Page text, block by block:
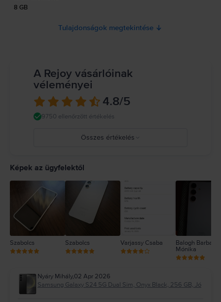
8 GB
Tulajdonságok megtekintése
A Rejoy vásárlóinak
véleményei
4.8/5
9750 ellenőrzött értékelés
Összes értékelés
2
Képek az ügyfelektől
Szabolcs Szabolcs Varjassy Csaba
Balogh Barbara
Mónika
Nyáry Mihály,02 Apr 2026
Samsung Galaxy S24 5G Dual Sim, Onyx Black, 256 GB, Jó